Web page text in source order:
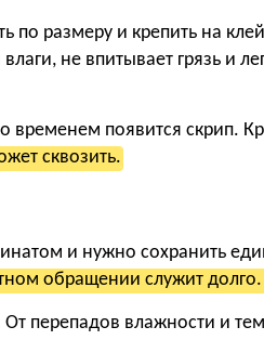
по размеру и крепить на
не впитывает грязь и
появится скрип.
сквозить.
и нужно сохранить
обращении служит долго.
перепадов влажности и